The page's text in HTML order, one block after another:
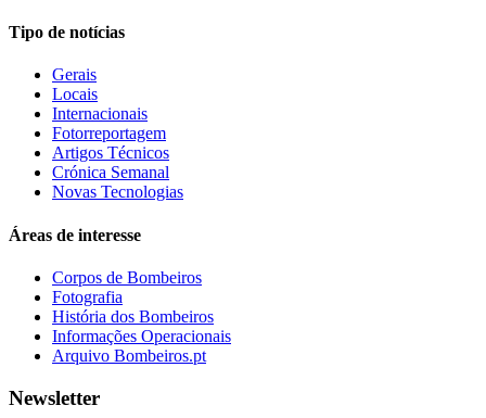
Tipo de notícias
Gerais
Locais
Internacionais
Fotorreportagem
Artigos Técnicos
Crónica Semanal
Novas Tecnologias
Áreas de interesse
Corpos de Bombeiros
Fotografia
História dos Bombeiros
Informações Operacionais
Arquivo Bombeiros.pt
Newsletter